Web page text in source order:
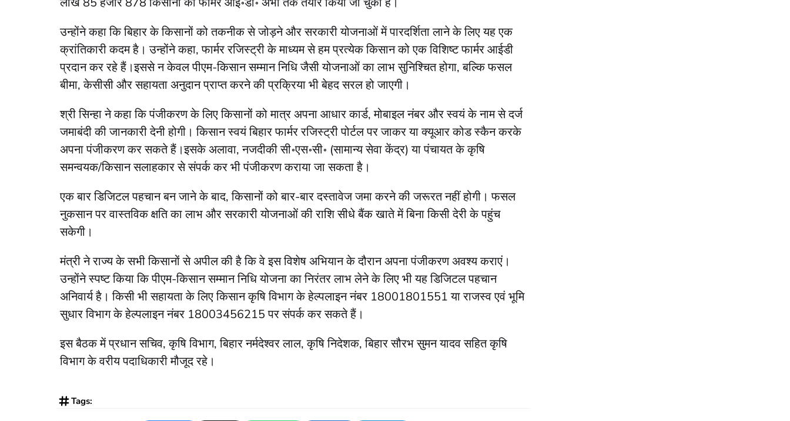
उन्होंने कहा कि बिहार के किसानों को तकनीक से जोड़ने और सरकारी योजनाओं में पारदर्शिता लाने के लिए यह एक
क्रांतिकारी कदम है। उन्होंने कहा, फार्मर रजिस्ट्री के माध्यम से हम प्रत्येक किसान को एक विशिष्ट फार्मर आईडी
प्रदान कर रहे हैं।इससे न केवल पीएम-किसान सम्मान निधि जैसी योजनाओं का लाभ सुनिश्चित होगा, बल्कि फसल
बीमा, केसीसी और सहायता अनुदान प्राप्त करने की प्रक्रिया भी बेहद सरल हो जाएगी।
श्री सिन्हा ने कहा कि पंजीकरण के लिए किसानों को मात्र अपना आधार कार्ड, मोबाइल नंबर और स्वयं के नाम से दर्ज
जमाबंदी की जानकारी देनी होगी। किसान स्वयं बिहार फार्मर रजिस्ट्री पोर्टल पर जाकर या क्यूआर कोड स्कैन करके
अपना पंजीकरण कर सकते हैं।इसके अलावा, नजदीकी सी॰एस॰सी॰ (सामान्य सेवा केंद्र) या पंचायत के कृषि
समन्वयक/किसान सलाहकार से संपर्क कर भी पंजीकरण कराया जा सकता है।
एक बार डिजिटल पहचान बन जाने के बाद, किसानों को बार-बार दस्तावेज जमा करने की जरूरत नहीं होगी। फसल
नुकसान पर वास्तविक क्षति का लाभ और सरकारी योजनाओं की राशि सीधे बैंक खाते में बिना किसी देरी के पहुंच
सकेगी।
मंत्री ने राज्य के सभी किसानों से अपील की है कि वे इस विशेष अभियान के दौरान अपना पंजीकरण अवश्य कराएं।
उन्होंने स्पष्ट किया कि पीएम-किसान सम्मान निधि योजना का निरंतर लाभ लेने के लिए भी यह डिजिटल पहचान
अनिवार्य है। किसी भी सहायता के लिए किसान कृषि विभाग के हेल्पलाइन नंबर 18001801551 या राजस्व एवं भूमि
सुधार विभाग के हेल्पलाइन नंबर 18003456215 पर संपर्क कर सकते हैं।
इस बैठक में प्रधान सचिव, कृषि विभाग, बिहार नर्मदेश्वर लाल, कृषि निदेशक, बिहार सौरभ सुमन यादव सहित कृषि
विभाग के वरीय पदाधिकारी मौजूद रहे।
Tags: